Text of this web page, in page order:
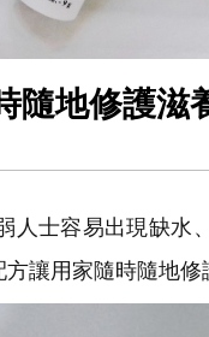
隨地修護滋
士容易出現缺水
讓用家隨時隨地修